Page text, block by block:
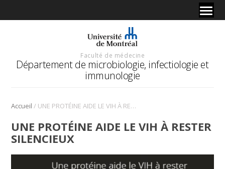
Faculté de médecine
Département de microbiologie, infectiologie et
immunologie
Accueil / UNE PROTÉINE AIDE LE VIH À RESTER SILENCIEUX
UNE PROTÉINE AIDE LE VIH À RESTER
SILENCIEUX